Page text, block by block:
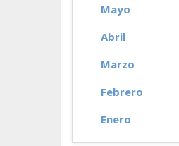
Mayo
Abril
Marzo
Febrero
Enero